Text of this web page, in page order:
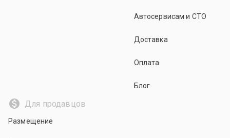
Автосервисам и СТО
Доставка
Оплата
Блог
Для продавцов
Размещение